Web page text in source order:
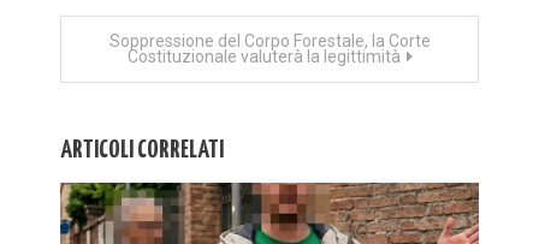
articoli
Soppressione del Corpo Forestale, la Corte
Costituzionale valuterà la legittimità
ARTICOLI CORRELATI